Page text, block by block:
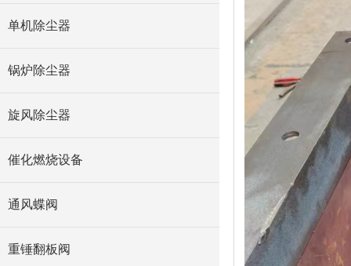
单机除尘器
锅炉除尘器
旋风除尘器
催化燃烧设备
通风蝶阀
重锤翻板阀